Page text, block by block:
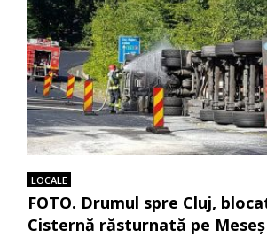
LOCALE
FOTO. Drumul spre Cluj,
Cisternă răsturnată pe Meseş